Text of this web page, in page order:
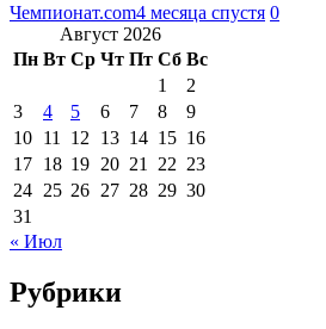
Чемпионат.com4 месяца спустя 0
Август 2026
Пн Вт Ср Чт Пт Сб Вс
1
2
3
4 5 6 7 8
9
10 11 12 13 14 15 16
17 18 19 20 21 22 23
24 25 26 27 28 29 30
31
« Июл
Рубрики